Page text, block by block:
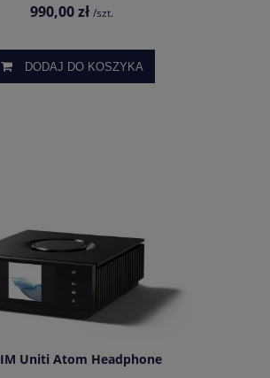
990,00 zł /szt.
DODAJ DO KOSZYKA
Uniti Atom Headphone